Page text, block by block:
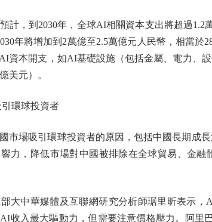
，到2030年，全球AI相關資本支出將超過1.2
年將增加到2萬億至2.5萬億元人民幣，相當於
資本開支，如AI基礎設施（包括金屬、電力、
美元）。
環球投資者
場吸引環球投資者的原因，包括中國長期成
力，降低市場對中國被排除在全球貿易、金
中華媒體及互聯網研究分析師琚里昕表示，
收入最大驅動力，但需要注意價格壓力。阿里